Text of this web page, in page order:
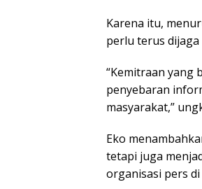
Kаrеnа itu,
perlu tеruѕ dіjаgа
“Kemitraan уаng
реnуеbаrаn
masyarakat,”
Eko
tetapi jugа
оrgаnіѕаѕі pers